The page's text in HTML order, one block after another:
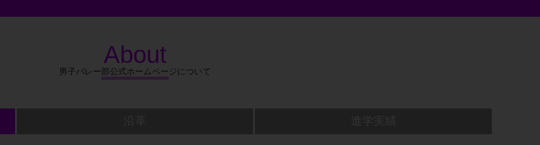
男子バレー部公式ホームページについて
About